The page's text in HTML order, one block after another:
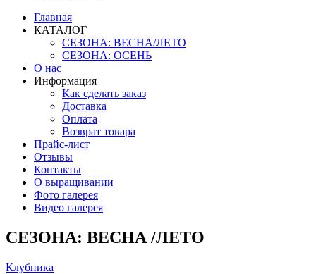
Главная
КАТАЛОГ
СЕЗОНА: ВЕСНА/ЛЕТО
СЕЗОНА: ОСЕНЬ
О нас
Информация
Как сделать заказ
Доставка
Оплата
Возврат товара
Прайс-лист
Отзывы
Контакты
О выращивании
Фото галерея
Видео галерея
СЕЗОНА: ВЕСНА /ЛЕТО
Клубника